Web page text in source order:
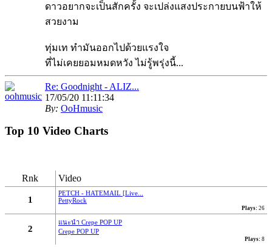
ดาวอยากจะเป็นสักครั้ง จะเปล่งแสงประกายบนฟ้าให้
สวยงาม
ทุ่มเท ทำมันออกไปด้วยแรงใจ
ที่ไม่เคยยอมหมดหวัง ไม่รู้พรุ่งนี้...
Re: Goodnight - ALIZ...
17/05/20 11:11:34
By: OoHmusic
รีวิว :
Re: ฟ้าหลังฝน - Nine...
07/07/19 21:29:00
OoHmusic
นั่งมองดูฝนที่ไหลลงหน้าต่าง
เธอจะคิดถึงฉันบ้างไหมคนดี
Top 10 Video Charts
Rnk Video
1
PETCH - HATEMAIL [Live...
PettyRock
Plays: 26
2
แนะนำ Crepe POP UP
Crepe POP UP
Plays: 8